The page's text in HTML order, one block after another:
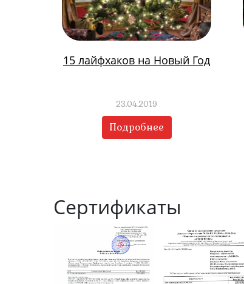
15 лайфхаков на Новый Год
23.04.2019
Подробнее
Сертификаты